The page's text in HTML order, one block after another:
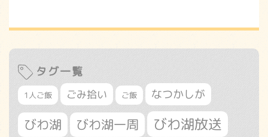
タグ一覧
1人ご飯 ごみ拾い ご飯 なつかしが
びわ湖 びわ湖一周 びわ湖放送